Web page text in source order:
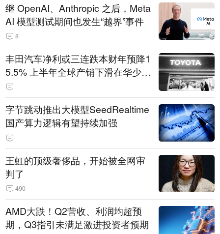
继 OpenAI、Anthropic 之后，Meta
AI 模型测试期间也发生“越界”事件
8
丰田汽车净利或三连跌本财年预降1
5.5% 上半年全球产销下滑在华少卖
14.3万辆
字节跳动推出大模型SeedRealtime
国产算力逻辑有望持续加强
王虹的顶级奢侈品，开始被全网审
判了
490
AMD大跌！Q2营收、利润均超预
期，Q3指引未满足激进投资者预期